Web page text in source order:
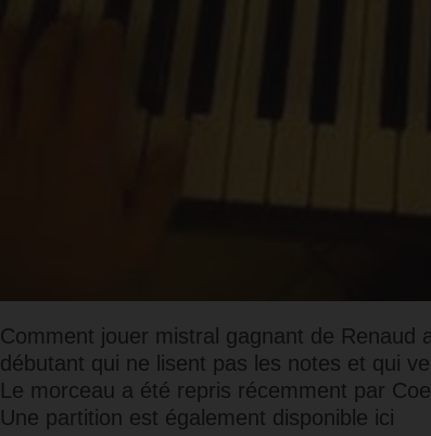
Comment jouer mistral gagnant de
débutant qui ne lisent pas les notes et qui
Le morceau a été repris récemment par
Une partition est également disponible ici